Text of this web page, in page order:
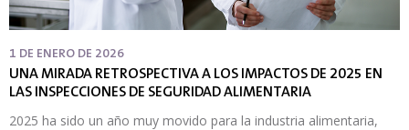
1 DE ENERO DE 2026
UNA MIRADA RETROSPECTIVA A LOS IMPACTOS DE 2025 EN
LAS INSPECCIONES DE SEGURIDAD ALIMENTARIA
2025 ha sido un año muy movido para la industria alimentaria,